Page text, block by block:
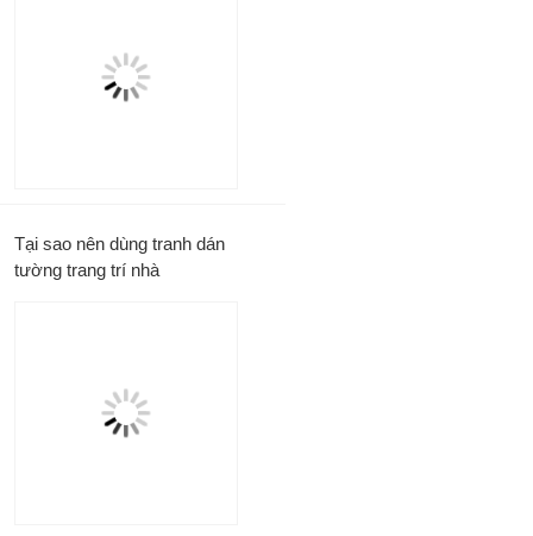
Tại sao nên dùng tranh dán
tường trang trí nhà